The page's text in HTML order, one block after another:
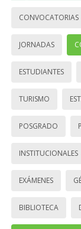
CONVOCATORIAS
JORNADAS
ESTUDIANTES
TURISMO
POSGRADO
INSTITUCIONALES
EXÁMENES
BIBLIOTECA